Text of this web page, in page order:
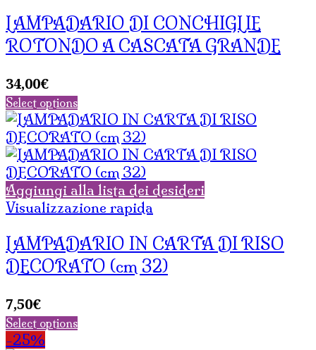
LAMPADARIO DI CONCHIGLIE
ROTONDO A CASCATA GRANDE
34,00€
Select options
Aggiungi alla lista dei desideri
Visualizzazione rapida
LAMPADARIO IN CARTA DI RISO
DECORATO (cm 32)
7,50€
Select options
-25%